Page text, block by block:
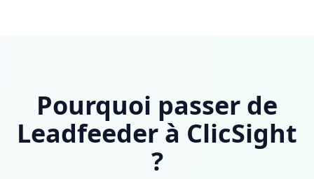
Pourquoi passer de
Leadfeeder à ClicSight
?